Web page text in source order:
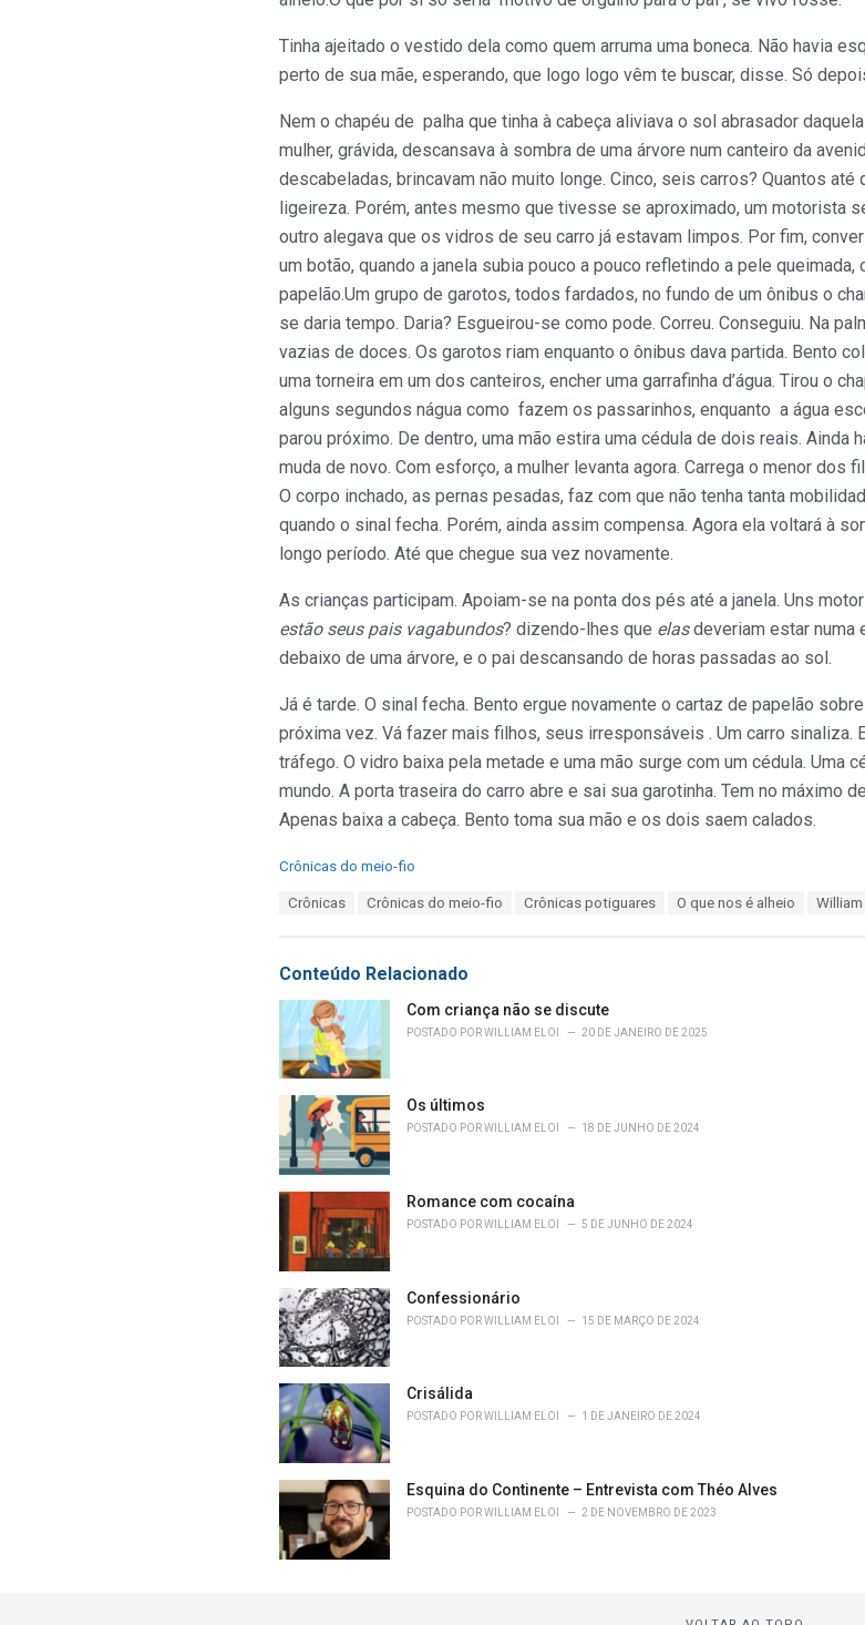
Tinha ajeitado o vestido dela como quem arruma uma boneca. Não havia
perto de sua mãe, esperando, que logo logo vêm te buscar, disse. Só
Nem o chapéu de palha que tinha à cabeça aliviava o sol abrasador
mulher, grávida, descansava à sombra de uma árvore num canteiro da
descabeladas, brincavam não muito longe. Cinco, seis carros? Quantos
ligeireza. Porém, antes mesmo que tivesse se aproximado, um motorista
outro alegava que os vidros de seu carro já estavam limpos. Por fim,
um botão, quando a janela subia pouco a pouco refletindo a pele
papelão.Um grupo de garotos, todos fardados, no fundo de um ônibus o
se daria tempo. Daria? Esgueirou-se como pode. Correu. Conseguiu. Na
vazias de doces. Os garotos riam enquanto o ônibus dava partida. Bento
uma torneira em um dos canteiros, encher uma garrafinha d’água. Tirou o
alguns segundos nágua como fazem os passarinhos, enquanto a água
parou próximo. De dentro, uma mão estira uma cédula de dois reais. Ainda
muda de novo. Com esforço, a mulher levanta agora. Carrega o menor dos
O corpo inchado, as pernas pesadas, faz com que não tenha tanta
quando o sinal fecha. Porém, ainda assim compensa. Agora ela voltará à
longo período. Até que chegue sua vez novamente.
As crianças participam. Apoiam-se na ponta dos pés até a janela. Uns
estão seus pais vagabundos? dizendo-lhes que elasdeveriam estar numa
debaixo de uma árvore, e o pai descansando de horas passadas ao sol.
Já é tarde. O sinal fecha. Bento ergue novamente o cartaz de papelão
próxima vez. Vá fazer mais filhos, seus irresponsáveis . Um carro sinaliza.
tráfego. O vidro baixa pela metade e uma mão surge com um cédula. Uma
mundo. A porta traseira do carro abre e sai sua garotinha. Tem no máximo
Apenas baixa a cabeça. Bento toma sua mão e os dois saem calados.
C
o
r
i
e
s
:
Crônicas do meio-fio
:
Crônicas Crônicas do meio-fio Crônicas potiguares O que nos é alheio William
Conteúdo Relacionado
Com criança não se discute
POSTADO PORWILLIAM ELOI 20 DE JANEIRO DE 2025
Os últimos
POSTADO PORWILLIAM ELOI 18 DE JUNHO DE 2024
Romance com cocaína
POSTADO PORWILLIAM ELOI 5 DE JUNHO DE 2024
Confessionário
POSTADO PORWILLIAM ELOI 15 DE MARÇO DE 2024
Crisálida
POSTADO PORWILLIAM ELOI 1 DE JANEIRO DE 2024
Esquina do Continente – Entrevista com Théo Alves
POSTADO PORWILLIAM ELOI 2 DE NOVEMBRO DE 2023